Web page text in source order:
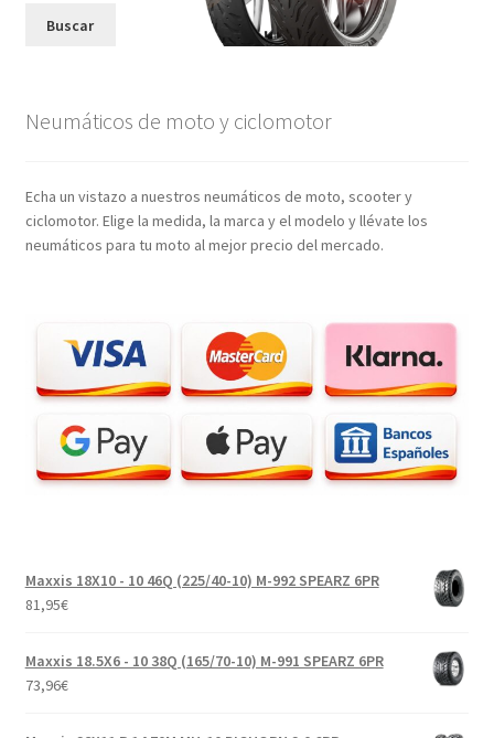
Buscar
Neumáticos de moto y ciclomotor
Echa un vistazo a nuestros neumáticos de moto, scooter y
ciclomotor. Elige la medida, la marca y el modelo y llévate los
neumáticos para tu moto al mejor precio del mercado.
Maxxis 18X10 - 10 46Q (225/40-10) M-992 SPEARZ 6PR
81,95€
Maxxis 18.5X6 - 10 38Q (165/70-10) M-991 SPEARZ 6PR
73,96€